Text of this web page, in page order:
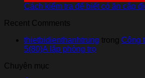
Cách kiểm tra để biết có ăn cắp
Recent Comments
thietbidienthanhtrung trong Công
5(80)A lắp phòng trọ
Chuyên mục